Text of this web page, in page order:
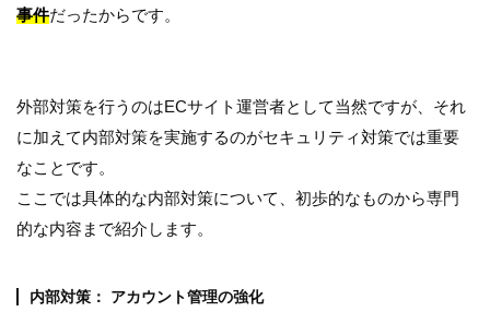
事件だったからです。
外部対策を行うのはECサイト運営者として当然ですが、それ
に加えて内部対策を実施するのがセキュリティ対策では重要
なことです。
ここでは具体的な内部対策について、初歩的なものから専門
的な内容まで紹介します。
内部対策： アカウント管理の強化